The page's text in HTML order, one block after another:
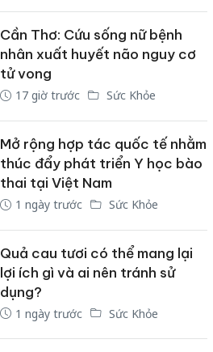
Cần Thơ: Cứu sống nữ bệnh
nhân xuất huyết não nguy cơ
tử vong
17 giờ trước Sức Khỏe
Mở rộng hợp tác quốc tế nhằm
thúc đẩy phát triển Y học bào
thai tại Việt Nam
1 ngày trước Sức Khỏe
Quả cau tươi có thể mang lại
lợi ích gì và ai nên tránh sử
dụng?
1 ngày trước Sức Khỏe